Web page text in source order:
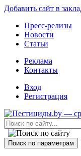
Добавить сайт в
Пресс-релизы
Новости
Статьи
Реклама
Контакты
Вход
Регистрация
Поиск по параметрам